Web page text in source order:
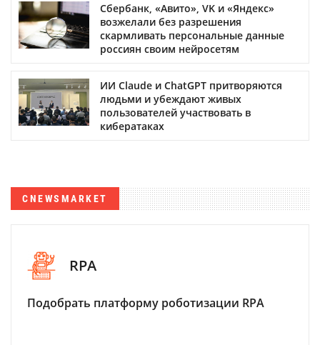
Сбербанк, «Авито», VK и «Яндекс»
возжелали без разрешения
скармливать персональные данные
россиян своим нейросетям
ИИ Claude и ChatGPT притворяются
людьми и убеждают живых
пользователей участвовать в
кибератаках
CNEWSMARKET
RPA
Подобрать платформу роботизации RPA